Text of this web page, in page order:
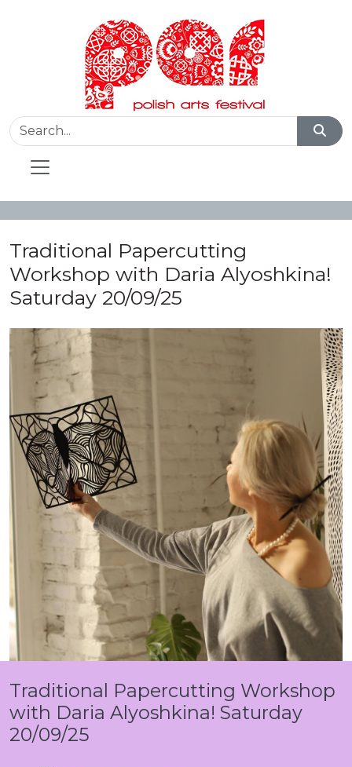
Traditional Papercutting
Workshop with Daria Alyoshkina!
Saturday 20/09/25
Traditional Papercutting Workshop
with Daria Alyoshkina! Saturday
20/09/25